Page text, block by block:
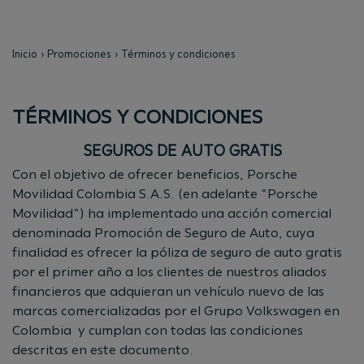
Inicio Promociones Términos y condiciones
TÉRMINOS Y CONDICIONES
SEGUROS DE AUTO GRATIS
Con el objetivo de ofrecer beneficios, Porsche
Movilidad Colombia S.A.S. (en adelante "Porsche
Movilidad") ha implementado una acción comercial
denominada Promoción de Seguro de Auto, cuya
finalidad es ofrecer la póliza de seguro de auto gratis
por el primer año a los clientes de nuestros aliados
financieros que adquieran un vehículo nuevo de las
marcas comercializadas por el Grupo Volkswagen en
Colombia y cumplan con todas las condiciones
descritas en este documento.